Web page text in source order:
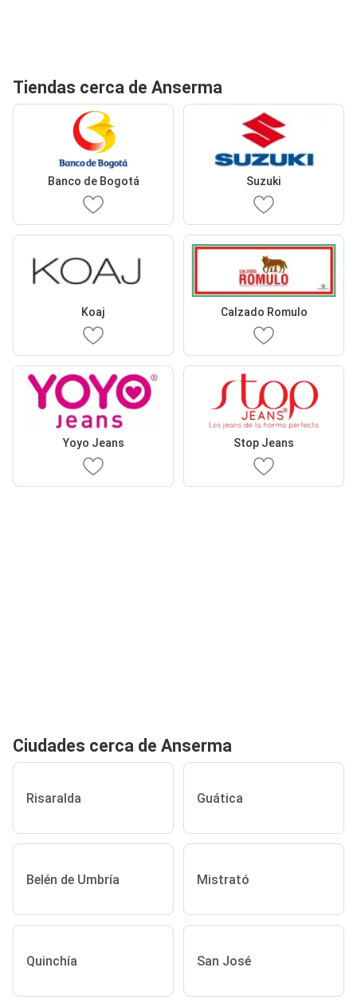
Tiendas cerca de Anserma
Banco de Bogotá Suzuki
Koaj Calzado Romulo
Yoyo Jeans Stop Jeans
Ciudades cerca de Anserma
Risaralda Guática
Belén de Umbría Mistrató
Quinchía San José